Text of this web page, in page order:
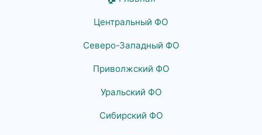
Центральный ФО
Северо-Западный ФО
Приволжский ФО
Уральский ФО
Сибирский ФО